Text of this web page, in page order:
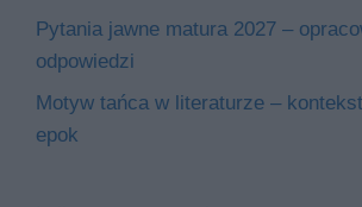
Pytania jawne matura 2027 –
odpowiedzi
Motyw tańca w literaturze –
epok